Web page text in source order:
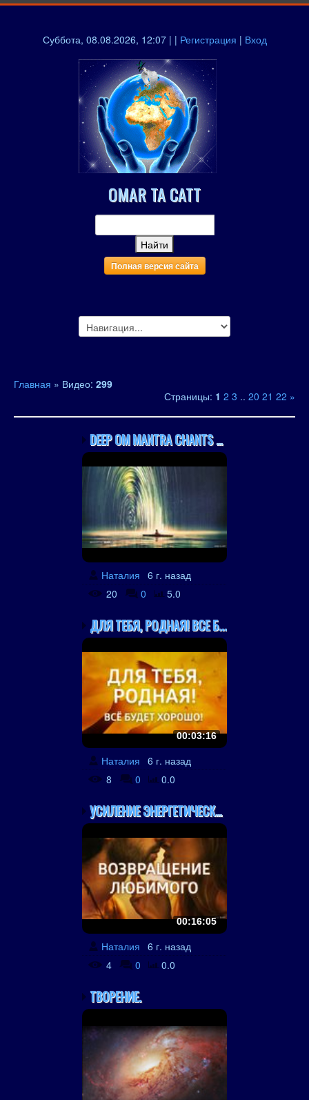
Суббота, 08.08.2026, 12:07 | | Регистрация | Вход
OMAR TA CATT
Полная версия сайта
Главная » Видео: 299
Страницы: 1 2 3 .. 20 21 22 »
DEEP OM MANTRA CHANTS W...
Наталия 6 г. назад
20
0 5.0
ДЛЯ ТЕБЯ, РОДНАЯ! ВСЕ Б...
00:03:16
Наталия 6 г. назад
8
0 0.0
УСИЛЕНИЕ ЭНЕРГЕТИЧЕСКОЙ...
00:16:05
Наталия 6 г. назад
4
0 0.0
ТВОРЕНИЕ.